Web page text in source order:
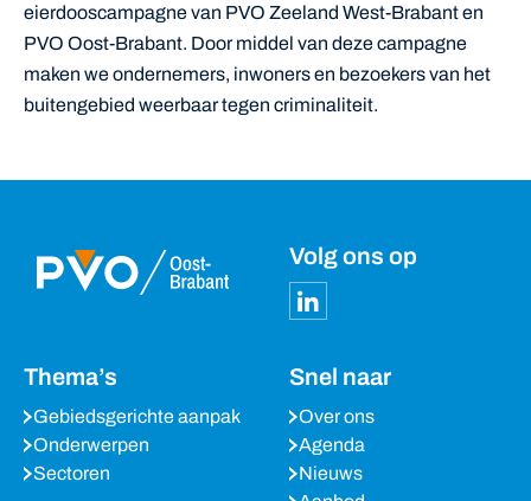
eierdooscampagne van PVO Zeeland West-Brabant en
PVO Oost-Brabant. Door middel van deze campagne
maken we ondernemers, inwoners en bezoekers van het
buitengebied weerbaar tegen criminaliteit.
Volg ons op
Thema’s
Gebiedsgerichte aanpak
Onderwerpen
Sectoren
Snel naar
Over ons
Agenda
Nieuws